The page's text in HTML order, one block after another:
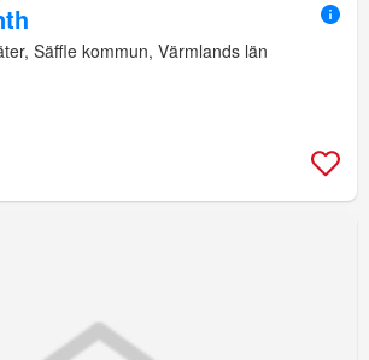
Säffle kommun, Värmlands län